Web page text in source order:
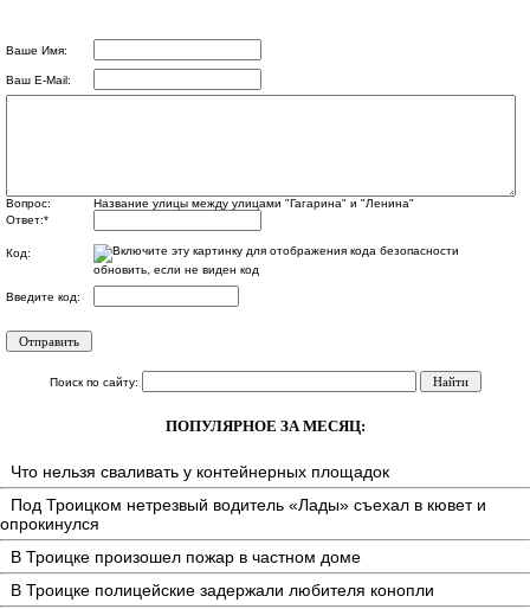
Ваше Имя:
Ваш E-Mail:
Вопрос:
Название улицы между улицами "Гагарина" и "Ленина"
Ответ:*
Код:
обновить, если не виден код
Введите код:
Поиск по сайту:
ПОПУЛЯРНОЕ ЗА МЕСЯЦ:
Что нельзя сваливать у контейнерных площадок
Под Троицком нетрезвый водитель «Лады» съехал в кювет и
опрокинулся
В Троицке произошел пожар в частном доме
В Троицке полицейские задержали любителя конопли